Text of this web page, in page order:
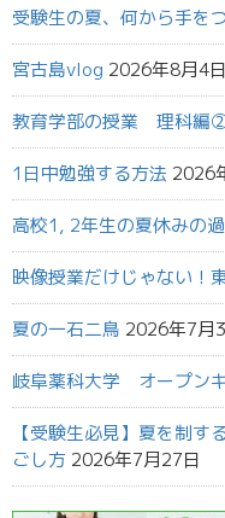
受験生の夏、何から手を
宮古島vlog 2026年8月4日
教育学部の授業 理科編
1日中勉強する方法 2026
高校1, 2年生の夏休みの
映像授業だけじゃない！
夏の一石二鳥 2026年7月
岐阜薬科大学 オープン
【受験生必見】夏を制
ごし方 2026年7月27日